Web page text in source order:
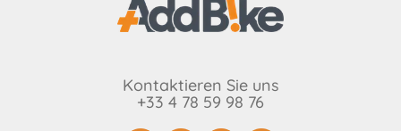
Kontaktieren Sie uns
+33 4 78 59 98 76